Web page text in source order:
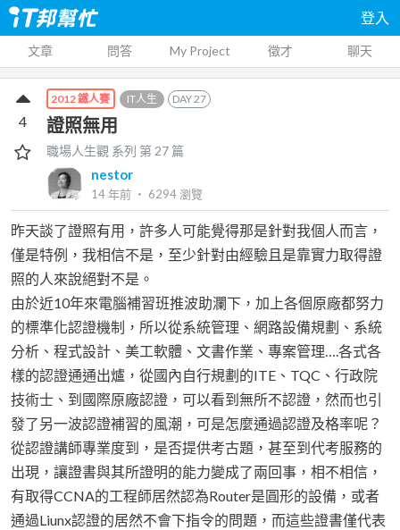
登入
文章 問答 My Project 徵才 聊天
2012 鐵人賽 IT人生 DAY27
證照無用
職場人生觀 系列 第27 篇
nestor
14 年前 ‧ 6294瀏覽
4
昨天談了證照有用，許多人可能覺得那是針對我個人而言，
僅是特例，我相信不是，至少針對由經驗且是靠實力取得證
照的人來說絕對不是。
由於近10年來電腦補習班推波助瀾下，加上各個原廠都努力
的標準化認證機制，所以從系統管理、網路設備規劃、系統
分析、程式設計、美工軟體、文書作業、專案管理….各式各
樣的認證通通出爐，從國內自行規劃的ITE、TQC、行政院
技術士、到國際原廠認證，可以看到無所不認證，然而也引
發了另一波認證補習的風潮，可是怎麼通過認證及格率呢？
從認證講師專業度到，是否提供考古題，甚至到代考服務的
出現，讓證書與其所證明的能力變成了兩回事，相不相信，
有取得CCNA的工程師居然認為Router是圓形的設備，或者
通過Liunx認證的居然不會下指令的問題，而這些證書僅代表